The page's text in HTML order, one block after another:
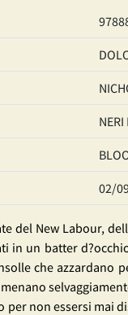
02/
del New Labour,
in un batter
che azzardano
per non essersi mai